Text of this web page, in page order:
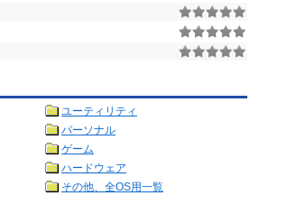
ユーティリティ
パーソナル
ゲーム
ハードウェア
その他、全OS用一覧